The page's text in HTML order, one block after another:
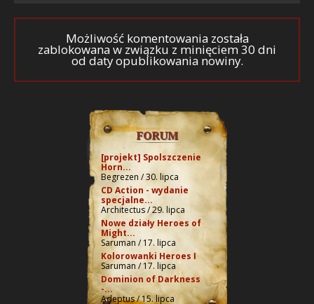
Możliwość komentowania została
zablokowana w związku z minięciem 30 dni
od daty opublikowania nowiny.
FORUM
[projekt] Spolszczenie
Horn...
Begrezen / 30. lipca
CD Action - wydanie
specjalne...
Architectus / 29. lipca
Nowe działy Heroes of
Might...
Saruman / 17. lipca
Kolorowanki Heroes I
Saruman / 17. lipca
Dominion of Darkness
-...
Adeptus / 15. lipca